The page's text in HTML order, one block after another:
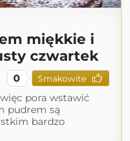
miękkie i
czwartek
0 Smakowite
pora wstawić
pudrem są
bardzo